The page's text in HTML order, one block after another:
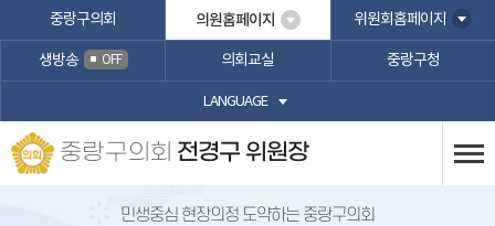
본문바로가기
중랑구의회 의원홈페이지 위원회홈페이지
생방송 OFF 의회교실 중랑구청
LANGUAGE
중랑구의회 전경구 위원장
민생중심 현장의정 도약하는 중랑구의회